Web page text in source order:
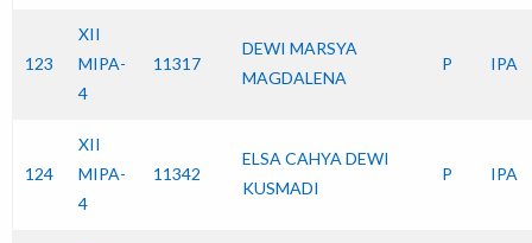
123
XII
MIPA-
4
11317
DEWI MARSYA
MAGDALENA
P IPA
124
XII
MIPA-
4
11342
ELSA CAHYA DEWI
KUSMADI
P IPA